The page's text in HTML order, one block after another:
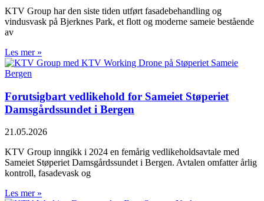
KTV Group har den siste tiden utført fasadebehandling og
vindusvask på Bjerknes Park, et flott og moderne sameie bestående
av
Les mer »
Forutsigbart vedlikehold for Sameiet Støperiet
Damsgårdssundet i Bergen
21.05.2026
KTV Group inngikk i 2024 en femårig vedlikeholdsavtale med
Sameiet Støperiet Damsgårdssundet i Bergen. Avtalen omfatter årlig
kontroll, fasadevask og
Les mer »